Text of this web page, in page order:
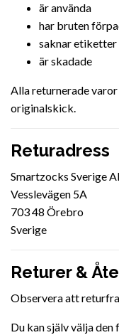
är använda
har bruten
saknar etiketter
är skadade
Alla returnerade
originalskick.
Returadress
Smartzocks Sverige
Vesslevägen 5A
703 48 Örebro
Sverige
Returer &
Observera att
Du kan själv välja